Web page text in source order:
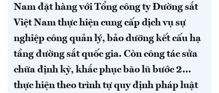
Nam đặt hàng với Tổng công ty Đường sắt
Việt Nam thực hiện cung cấp dịch vụ sự
nghiệp công quản lý, bảo dưỡng kết cấu hạ
tầng đường sắt quốc gia. Còn công tác sửa
chữa định kỳ, khắc phục bão lũ bước 2...
thực hiện theo trình tự quy định pháp luật